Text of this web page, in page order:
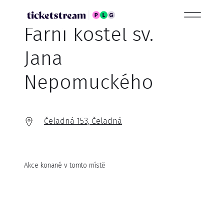
Farní kostel sv.
Jana
Nepomuckého
Čeladná 153, Čeladná
Akce konané v tomto místě